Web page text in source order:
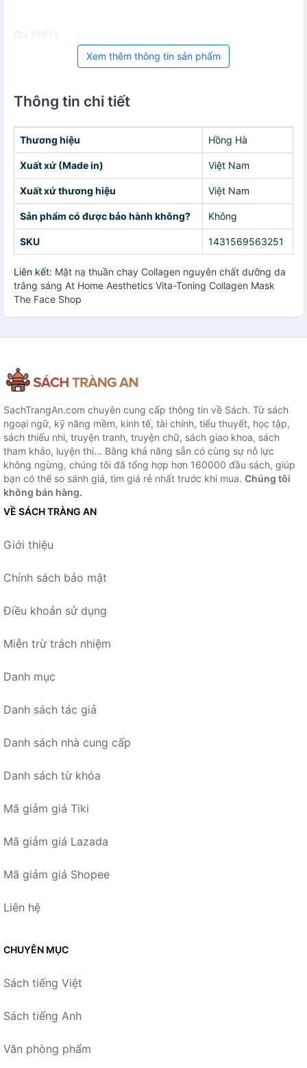
Giá SHELL
Xem thêm thông tin sản phẩm
Thông tin chi tiết
Thương hiệu Hồng Hà
Xuất xứ (Made in) Việt Nam
Xuất xứ thương hiệu Việt Nam
Sản phẩm có được bảo hành không? Không
SKU 1431569563251
Liên kết: Mặt nạ thuần chay Collagen nguyên chất dưỡng da
trắng sáng At Home Aesthetics Vita-Toning Collagen Mask
The Face Shop
SachTrangAn.com chuyên cung cấp thông tin về Sách. Từ sách
ngoại ngữ, kỹ năng mềm, kinh tế, tài chính, tiểu thuyết, học tập,
sách thiếu nhi, truyện tranh, truyện chữ, sách giao khoa, sách
tham khảo, luyện thi... Bằng khả năng sẵn có cùng sự nỗ lực
không ngừng, chúng tôi đã tổng hợp hơn 160000 đầu sách, giúp
bạn có thể so sánh giá, tìm giá rẻ nhất trước khi mua. Chúng tôi
không bán hàng.
VỀ SÁCH TRÀNG AN
Giới thiệu
Chính sách bảo mật
Điều khoản sử dụng
Miễn trừ trách nhiệm
Danh mục
Danh sách tác giả
Danh sách nhà cung cấp
Danh sách từ khóa
Mã giảm giá Tiki
Mã giảm giá Lazada
Mã giảm giá Shopee
Liên hệ
CHUYÊN MỤC
Sách tiếng Việt
Sách tiếng Anh
Văn phòng phẩm